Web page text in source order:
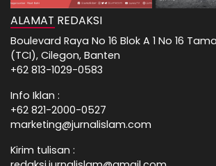
ALAMAT REDAKSI
Boulevard Raya No 16 Blok A 1 No 16
(TCI), Cilegon, Banten
+62 813-1029-0583
Info Iklan :
+62 821-2000-0527
marketing@jurnalislam.com
Kirim tulisan :